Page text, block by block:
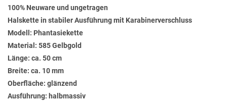
100% Neuware und ungetragen
Halskette in stabiler Ausführung mit Karabinerverschluss
Modell: Phantasiekette
Material: 585 Gelbgold
Länge: ca. 50 cm
Breite: ca. 10 mm
Oberfläche: glänzend
Ausführung: halbmassiv